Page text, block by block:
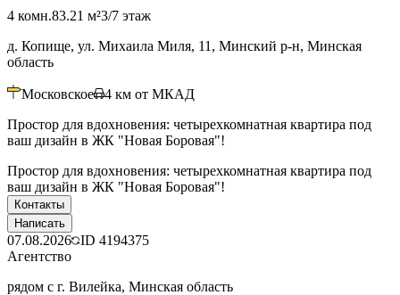
4 комн.83.21 м²3/7 этаж
д. Копище, ул. Михаила Миля, 11, Минский р-н, Минская
область
Московское 4 км от МКАД
Простор для вдохновения: четырехкомнатная квартира под
ваш дизайн в ЖК "Новая Боровая"!
Простор для вдохновения: четырехкомнатная квартира под
ваш дизайн в ЖК "Новая Боровая"!
Контакты
Написать
07.08.2026 ID 4194375
Агентство
рядом с г. Вилейка, Минская область